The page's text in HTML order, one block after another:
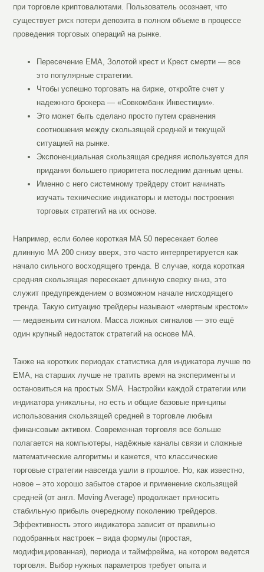
при торговле криптовалютами. Пользователь осознает, что
существует риск потери депозита в полном объеме в процессе
проведения торговых операций на рынке.
Пересечение EMA, Золотой крест и Крест смерти — все
это популярные стратегии.
Чтобы успешно торговать на бирже, откройте счет у
надежного брокера — «Совкомбанк Инвестиции».
Это может быть сделано просто путем сравнения
соотношения между скользящей средней и текущей
ситуацией на рынке.
Экспоненциальная скользящая средняя используется для
придания большего приоритета последним данным цены.
Именно с него системному трейдеру стоит начинать
изучать технические индикаторы и методы построения
торговых стратегий на их основе.
Например, если более короткая МА 50 пересекает более
длинную МА 200 снизу вверх, это часто интерпретируется как
начало сильного восходящего тренда. В случае, когда короткая
средняя скользящая пересекает длинную сверху вниз, это
служит предупреждением о возможном начале нисходящего
тренда. Такую ситуацию трейдеры называют «мертвым крестом»
— медвежьим сигналом. Масса ложных сигналов — это ещё
один крупный недостаток стратегий на основе МА.
Также на коротких периодах статистика для индикатора лучше по
EMA, на старших лучше не тратить время на эксперименты и
остановиться на простых SMA. Настройки каждой стратегии или
индикатора уникальны, но есть и общие базовые принципы
использования скользящей средней в торговле любым
финансовым активом. Современная торговля все больше
полагается на компьютеры, надёжные каналы связи и сложные
математические алгоритмы и кажется, что классические
торговые стратегии навсегда ушли в прошлое. Но, как известно,
новое – это хорошо забытое старое и применение скользящей
средней (от англ. Moving Average) продолжает приносить
стабильную прибыль очередному поколению трейдеров.
Эффективность этого индикатора зависит от правильно
подобранных настроек – вида формулы (простая,
модифицированная), периода и таймфрейма, на котором ведется
торговля. Выбор нужных параметров требует опыта и